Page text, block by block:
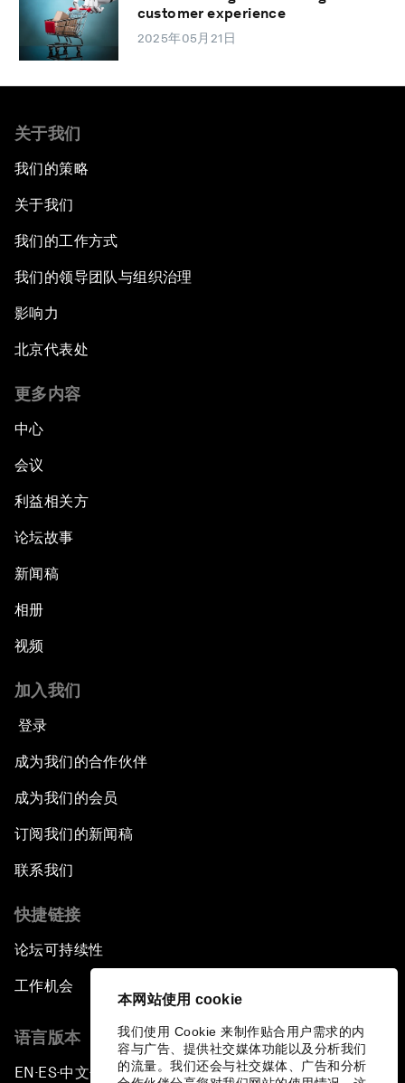
本网站使用 cookie
我们使用 Cookie 来制作贴合用户需求的内
容与广告、提供社交媒体功能以及分析我们
的流量。我们还会与社交媒体、广告和分析
customer experience
2025年05月21日
关于我们
我们的策略
关于我们
我们的工作方式
我们的领导团队与组织治理
影响力
北京代表处
更多内容
中心
会议
利益相关方
论坛故事
新闻稿
相册
视频
加入我们
登录
成为我们的合作伙伴
成为我们的会员
订阅我们的新闻稿
联系我们
快捷链接
论坛可持续性
工作机会
语言版本
EN ▪ES▪中文▪ 日本語